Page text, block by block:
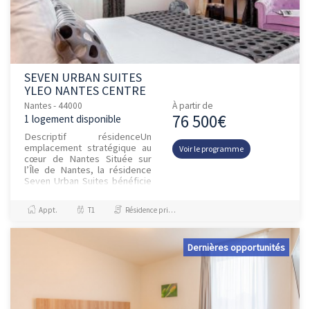
SEVEN URBAN SUITES
YLEO NANTES CENTRE
Nantes - 44000
1 logement disponible
Descriptif résidenceUn
emplacement stratégique au
cœur de Nantes Située sur
l’Île de Nantes, la résidence
Seven Urban Suites bénéficie
dans le nouveau centre d...
À partir de
76 500€
Voir le programme
Appt. T1 Résidence principale / PTZ
Dernières opportunités